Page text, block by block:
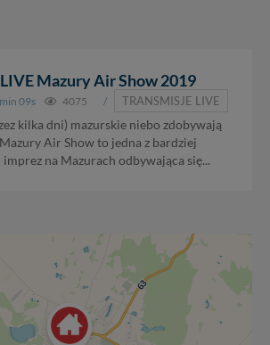
Mazury Air Show 2019
09s 4075 /
TRANSMISJE LIVE
kilka dni) mazurskie niebo zdobywają
Air Show to jedna z bardziej
na Mazurach odbywająca się...